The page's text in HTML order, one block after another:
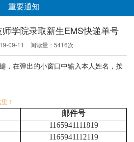
重要通知
学院录取新生EMS快递单号
09-11 阅读量： 5416次
，在弹出的小窗口中输入本人姓名，按
！
邮件号
1165941111819
1165941112119